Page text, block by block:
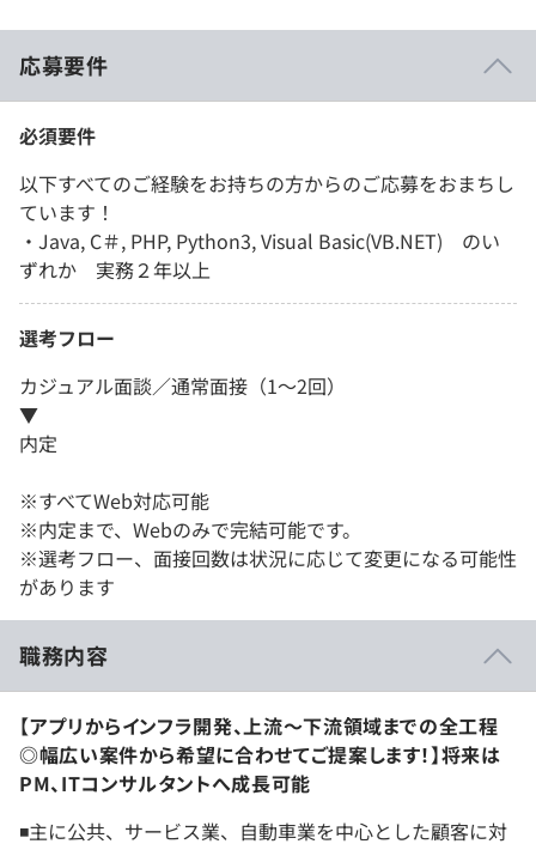
応募要件
必須要件
以下すべてのご経験をお持ちの方からのご応募をおまちし
ています！
・Java, C＃, PHP, Python3, Visual Basic(VB.NET) のい
ずれか 実務２年以上
選考フロー
カジュアル面談／通常面接（1～2回）
▼
内定
※すべてWeb対応可能
※内定まで、Webのみで完結可能です。
※選考フロー、面接回数は状況に応じて変更になる可能性
があります
職務内容
【アプリからインフラ開発、上流〜下流領域までの全工程
◎幅広い案件から希望に合わせてご提案します！】将来は
PM、ITコンサルタントへ成長可能
◾️主に公共、サービス業、自動車業を中心とした顧客に対